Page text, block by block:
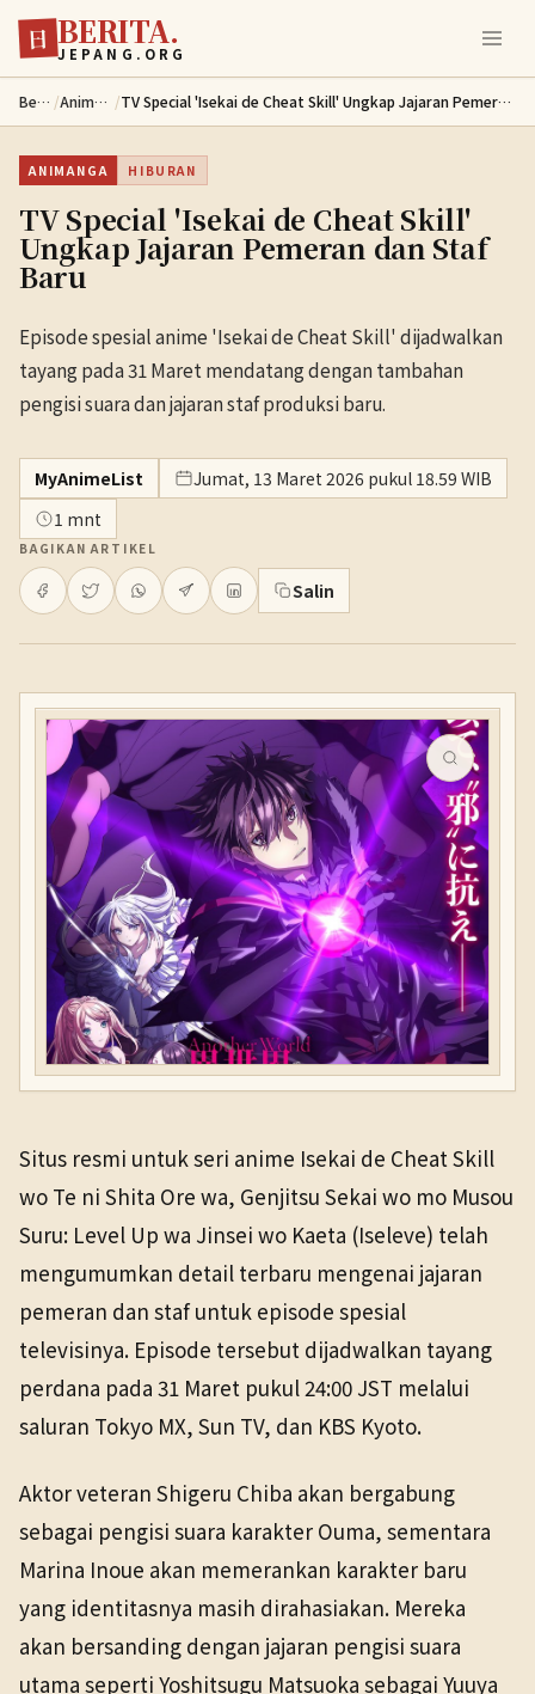
Lewati ke konten utama
日 BERITA.
JEPANG.ORG
Berita / Animanga / TV Special 'Isekai de Cheat Skill' Ungkap Jajaran Pemeran dan Staf Baru
ANIMANGA HIBURAN
TV Special 'Isekai de Cheat Skill'
Ungkap Jajaran Pemeran dan Staf
Baru
Episode spesial anime 'Isekai de Cheat Skill' dijadwalkan
tayang pada 31 Maret mendatang dengan tambahan
pengisi suara dan jajaran staf produksi baru.
MyAnimeList
Jumat, 13 Maret 2026 pukul 18.59 WIB
1 mnt
BAGIKAN ARTIKEL
Salin
Situs resmi untuk seri anime Isekai de Cheat Skill
wo Te ni Shita Ore wa, Genjitsu Sekai wo mo Musou
Suru: Level Up wa Jinsei wo Kaeta (Iseleve) telah
mengumumkan detail terbaru mengenai jajaran
pemeran dan staf untuk episode spesial
televisinya. Episode tersebut dijadwalkan tayang
perdana pada 31 Maret pukul 24:00 JST melalui
saluran Tokyo MX, Sun TV, dan KBS Kyoto.
Aktor veteran Shigeru Chiba akan bergabung
sebagai pengisi suara karakter Ouma, sementara
Marina Inoue akan memerankan karakter baru
yang identitasnya masih dirahasiakan. Mereka
akan bersanding dengan jajaran pengisi suara
utama seperti Yoshitsugu Matsuoka sebagai Yuuya